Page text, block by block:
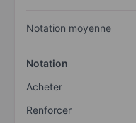
Notation moyenne
Notation
Acheter
Renforcer